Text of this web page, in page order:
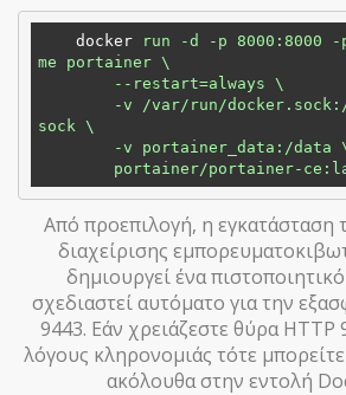
docker
run -d -p 8000:8000 -
me portainer \
sock \
portainer/portainer-
Από προεπιλογή, η εγκατάσταση
διαχείρισης
δημιουργεί ένα
σχεδιαστεί αυτόματο για την
9443. Εάν χρειάζεστε θύρα HTTP
λόγους κληρονομιάς τότε
ακόλουθα στην εντολή